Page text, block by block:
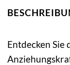
Entdecken